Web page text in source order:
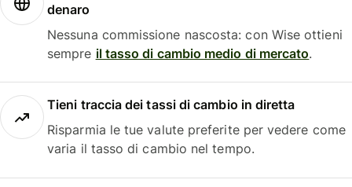
denaro
Nessuna commissione nascosta: con Wise ottieni
sempre il tasso di cambio medio di mercato.
Tieni traccia dei tassi di cambio in diretta
Risparmia le tue valute preferite per vedere come
varia il tasso di cambio nel tempo.